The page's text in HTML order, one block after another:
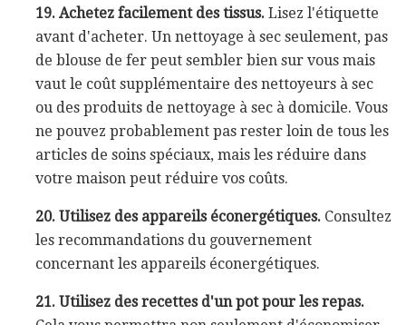
19. Achetez facilement des tissus. Lisez l'étiquette
avant d'acheter. Un nettoyage à sec seulement, pas
de blouse de fer peut sembler bien sur vous mais
vaut le coût supplémentaire des nettoyeurs à sec
ou des produits de nettoyage à sec à domicile. Vous
ne pouvez probablement pas rester loin de tous les
articles de soins spéciaux, mais les réduire dans
votre maison peut réduire vos coûts.
20. Utilisez des appareils éconergétiques. Consultez
les recommandations du gouvernement
concernant les appareils éconergétiques.
21. Utilisez des recettes d'un pot pour les repas.